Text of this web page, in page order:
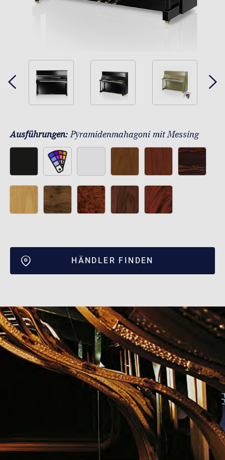
Ausführungen:Pyramidenmahagoni mit Messing
HÄNDLER FINDEN